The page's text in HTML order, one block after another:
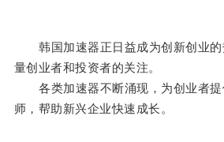
韩国加速器正日益成为创新创业的
量创业者和投资者的关注。
各类加速器不断涌现，为创业者提
师，帮助新兴企业快速成长。